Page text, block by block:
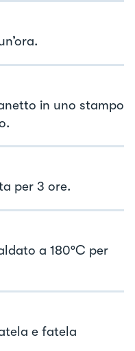
in uno stampo
per 3 ore.
a 180°C per
e fatela